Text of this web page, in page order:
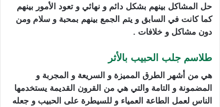
حل المشاكل بينهم بشكل دائم و نهائي و تعود الأمور بينهم
كما كانت في السابق و يتم الجمع بينهم بمحبة و سلام ومن
دون مشاكل و خلافات .
طلاسم جلب الحبيب بالأثر
هي من أشهر الطرق المميزة و السريعة و المجربة و
المضمونة و التامة والتي هي من القرون القديمة يستخدمها
الناس لعمل الطاعة العمياء و للسيطرة على الحبيب و جعله